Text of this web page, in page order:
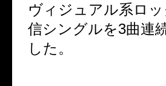
ヴィジュアル系ロ
信シングルを3曲連
した。